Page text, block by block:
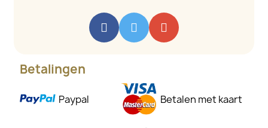
Betalingen
Paypal Betalen met kaart